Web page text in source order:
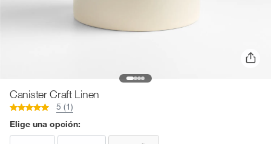
Canister Craft Linen
5 (1)
Elige una opción: